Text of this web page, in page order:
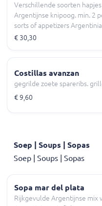
Verschillende soorten
Argentijnse knipoog. min. 2
sorts of appetizers
persons.
€ 30,30
Costillas avanzan
gegrilde zoete spareribs.
€ 9,60
Soep | Soups | Sopas
Soep | Soups | Sopas
Sopa mar del plata
Rijkgevulde Argentijnse mix